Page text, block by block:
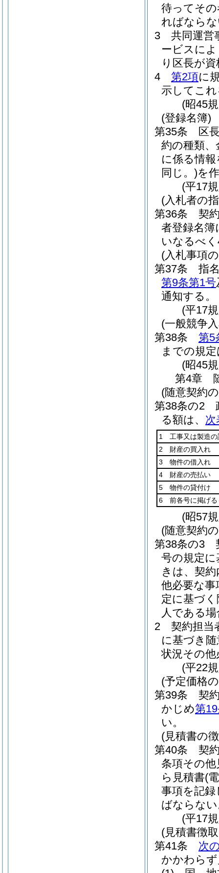
待ってそ
ればなら
3
共同運営
ービスに
り区長が
4
第2項に
示してこ
(昭45
(登録名簿)
第35条
区
約の種類、
に係る情
同じ。)を
(平17
(入札者の
第36条
契
者登録名
いなるべ
(入札事項
第37条
指
第9条第1号
通知する。
(平17
(一般競争
第38条
第5
までの規
(昭45
第4章
(随意契約
第38条の2
る額は、 次
1 工事又は製造の
2 財産の買入れ
3 物件の借入れ
4 財産の売払い
5 物件の貸付け
6 前各号に掲げる
(昭57
(随意契約
第38条の3
号の規定
きは、契
他必要な
定に基づ
人である
2
契約担当
に基づき
状況その
(平22
(予定価格
第39条
契
かじめ第
い。
(見積書の
第40条
契
条項その
ら見積書(
事項を記
ばならな
(平17
(見積書徴
第41条
次
かかわら